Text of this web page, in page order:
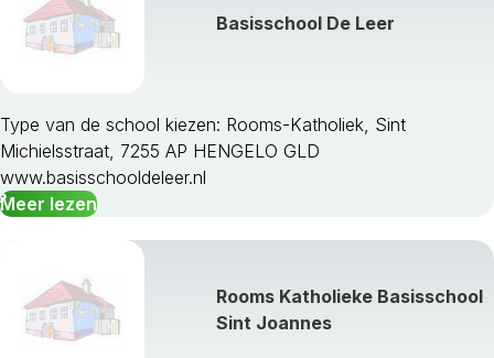
Basisschool De Leer
Type van de school kiezen: Rooms-Katholiek, Sint
Michielsstraat, 7255 AP HENGELO GLD
www.basisschooldeleer.nl
Meer lezen
Rooms Katholieke Basisschool
Sint Joannes